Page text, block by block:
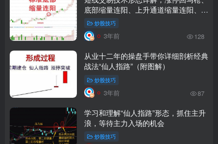
底部缩量连阳、上升通道缩量连阳、仙
人指路
炒股技巧
3年前 128
从业十二年的操盘手带你详细剖析经典
战法“仙人指路”（附图解）
炒股技巧
3年前 87
学习和理解“仙人指路”形态，抓住主升
浪，等待主力入场的机会
炒股技巧